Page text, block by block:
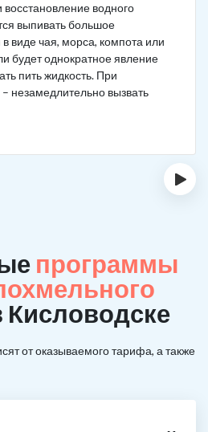
водного
выпивать большое
в виде чая, морса, компота или
будет однократное явление
пить жидкость. При
незамедлительно вызвать
›
программы
от оказываемого тарифа, а также